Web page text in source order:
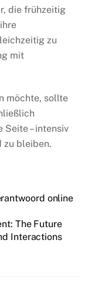
die frühzeitig
zu
mit
möchte, sollte
– intensiv
zu bleiben.
online
The Future
Interactions